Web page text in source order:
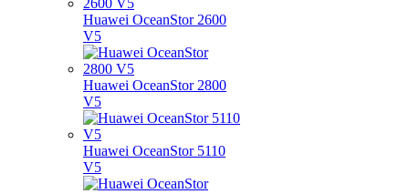
Huawei OceanStor 2600
V5
Huawei OceanStor 2800
V5
Huawei OceanStor 5110
V5